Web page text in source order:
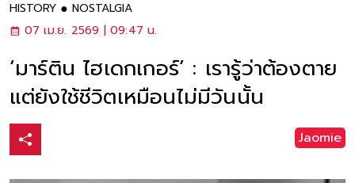
HISTORY
NOSTALGIA
07 เม.ย. 2569 | 09:47 น.
‘มาร์ติน ไฮเดกเกอร์’ : เรารู้ว่าต้องตาย
แต่ยังใช้ชีวิตเหมือนไม่มีวันนั้น
Jaomie